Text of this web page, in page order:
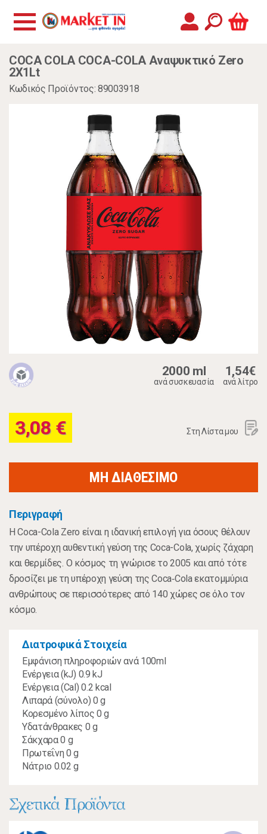
COCA COLA COCA-COLA Αναψυκτικό Zero
2X1Lt
Κωδικός Προϊόντος: 89003918
2000 ml
ανά συσκευασία
1,54€
ανά λίτρο
3,08 € Στη Λίστα μου
ΜΗ ΔΙΑΘΕΣΙΜΟ
Περιγραφή
Η Coca-Cola Zero είναι η ιδανική επιλογή για όσους θέλουν
την υπέροχη αυθεντική γεύση της Coca-Cola, χωρίς ζάχαρη
και θερμίδες. Ο κόσμος τη γνώρισε το 2005 και από τότε
δροσίζει με τη υπέροχη γεύση της Coca‑Cola εκατομμύρια
ανθρώπους σε περισσότερες από 140 χώρες σε όλο τον
κόσμο.
Διατροφικά Στοιχεία
Εμφάνιση πληροφοριών ανά 100ml
Ενέργεια (kJ) 0.9 kJ
Ενέργεια (Cal) 0.2 kcal
Λιπαρά (σύνολο) 0 g
Κορεσμένο λίπος 0 g
Υδατάνθρακες 0 g
Σάκχαρα 0 g
Πρωτεΐνη 0 g
Νάτριο 0.02 g
Σχετικά Προϊόντα